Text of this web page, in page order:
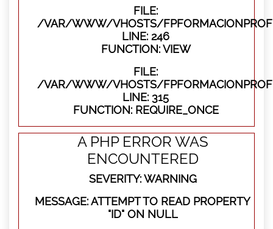
FILE:
/VAR/WWW/VHOSTS/
LINE: 246
FUNCTION: VIEW
FILE:
/VAR/WWW/VHOSTS/
LINE: 315
FUNCTION: REQUIRE_ONCE
A PHP ERROR WAS
ENCOUNTERED
SEVERITY: WARNING
MESSAGE: ATTEMPT TO READ PROPERTY
"ID" ON NULL